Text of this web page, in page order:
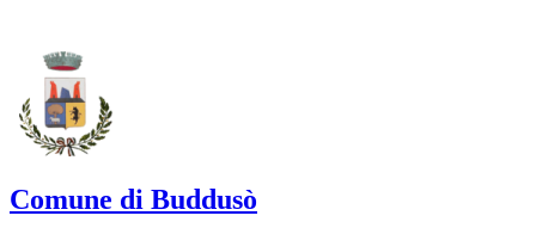
Comune di Buddusò